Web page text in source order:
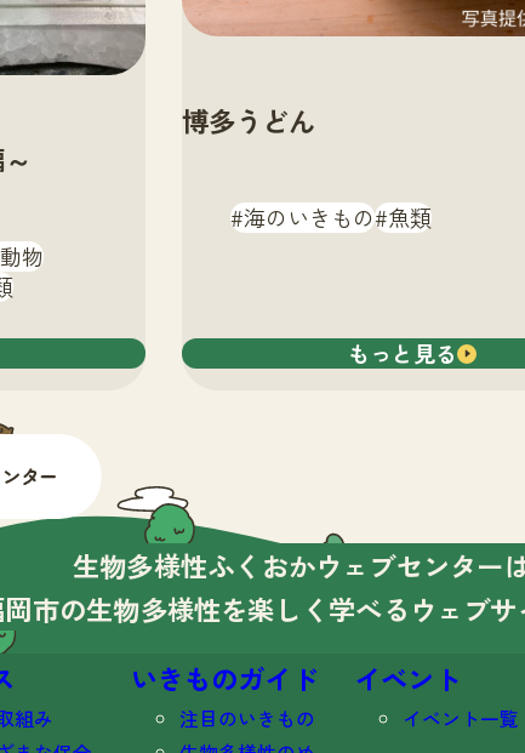
物
博多うどん
海のいきもの 魚類
もっと見る
生物多様性ふくおかウェブセンターは
市の生物多様性を楽しく学べる ウェブサ
組み
いきものガイド
注目のいきもの
イベント
イベント一覧